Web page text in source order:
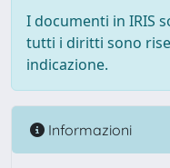
I documenti in IRIS
tutti i diritti sono
indicazione.
Informazioni